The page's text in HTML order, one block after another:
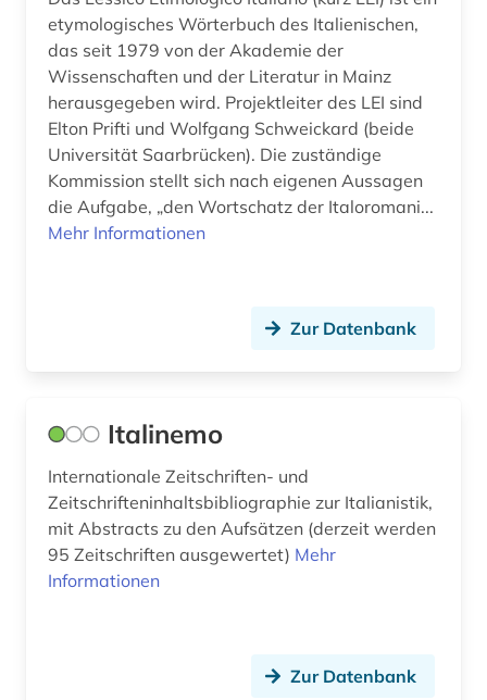
orthografie (1)
paläographie (1)
polnisch (5)
portal (1)
portugiesisch (10)
quelle (3)
romanische sprachen und literaturen (1)
sardisch (1)
etymologisches Wörterbuch des Italienischen,
das seit 1979 von der Akademie der
Wissenschaften und der Literatur in Mainz
herausgegeben wird. Projektleiter des LEI sind
Elton Prifti und Wolfgang Schweickard (beide
Universität Saarbrücken). Die zuständige
Kommission stellt sich nach eigenen Aussagen
die Aufgabe, „den Wortschatz der Italoromani...
Mehr Informationen
Zur Datenbank
Italinemo
Internationale Zeitschriften- und
Zeitschrifteninhaltsbibliographie zur Italianistik,
mit Abstracts zu den Aufsätzen (derzeit werden
95 Zeitschriften ausgewertet) Mehr
Informationen
Zur Datenbank